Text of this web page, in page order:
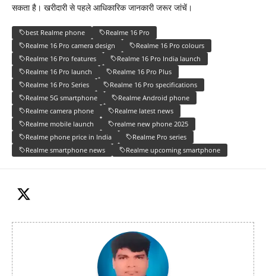
सकता है। खरीदारी से पहले आधिकारिक जानकारी जरूर जांचें।
best Realme phone
Realme 16 Pro
Realme 16 Pro camera design
Realme 16 Pro colours
Realme 16 Pro features
Realme 16 Pro India launch
Realme 16 Pro launch
Realme 16 Pro Plus
Realme 16 Pro Series
Realme 16 Pro specifications
Realme 5G smartphone
Realme Android phone
Realme camera phone
Realme latest news
Realme mobile launch
realme new phone 2025
Realme phone price in India
Realme Pro series
Realme smartphone news
Realme upcoming smartphone